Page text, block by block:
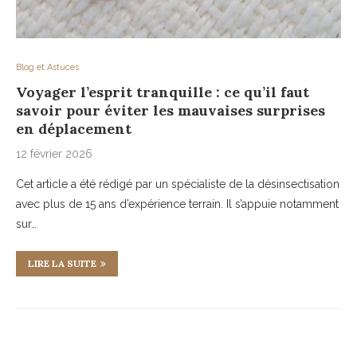
Blog et Astuces
Voyager l’esprit tranquille : ce qu’il faut
savoir pour éviter les mauvaises surprises
en déplacement
12 février 2026
Cet article a été rédigé par un spécialiste de la désinsectisation
avec plus de 15 ans d’expérience terrain. Il s’appuie notamment
sur…
LIRE LA SUITE